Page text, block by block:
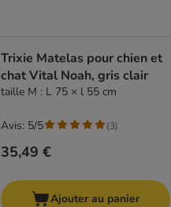
Trixie Matelas pour chien et
chat Vital Noah, gris clair
taille M : L 75 × l 55 cm
35,49 €
Avis: 5/5 (3)
Ajouter au panier